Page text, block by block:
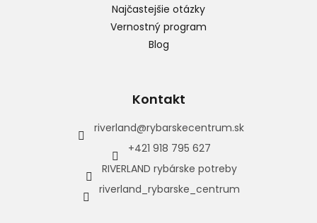
Najčastejšie otázky
Vernostný program
Blog
Kontakt
riverland@rybarskecentrum.sk
+421 918 795 627
RIVERLAND rybárske potreby
riverland_rybarske_centrum